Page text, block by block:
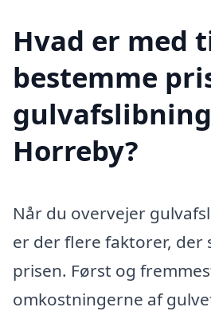
Hvad er med
bestemme
Horreby?
Når du overvejer
er der flere faktorer, der
prisen. Først og
omkostningerne af